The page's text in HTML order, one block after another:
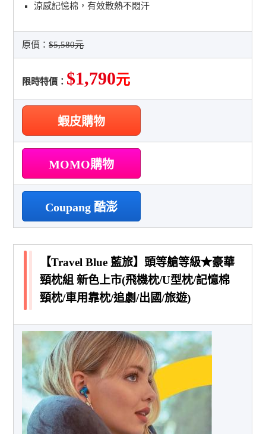
涼感記憶棉，有效散熱不悶汗
原價：$5,580元
限時特價： $1,790元
蝦皮購物
MOMO購物
Coupang 酷澎
【Travel Blue 藍旅】頭等艙等級★豪華
頸枕組 新色上市(飛機枕/U型枕/記憶棉
頸枕/車用靠枕/追劇/出國/旅遊)